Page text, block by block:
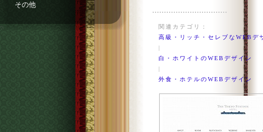
関連カテゴリ：
高級・リッチ・セレブなWEBデ
|
白・ホワイトのWEBデザイン
|
外食・ホテルのWEBデザイン
その他